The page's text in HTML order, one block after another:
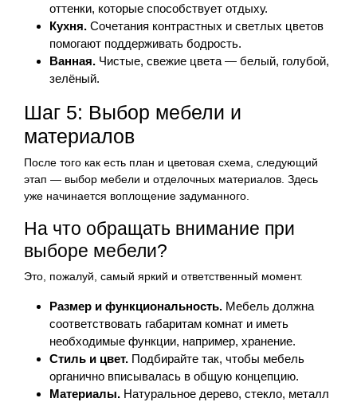
оттенки, которые способствует отдыху.
Кухня. Сочетания контрастных и светлых цветов
помогают поддерживать бодрость.
Ванная. Чистые, свежие цвета — белый, голубой,
зелёный.
Шаг 5: Выбор мебели и
материалов
После того как есть план и цветовая схема, следующий
этап — выбор мебели и отделочных материалов. Здесь
уже начинается воплощение задуманного.
На что обращать внимание при
выборе мебели?
Это, пожалуй, самый яркий и ответственный момент.
Размер и функциональность. Мебель должна
соответствовать габаритам комнат и иметь
необходимые функции, например, хранение.
Стиль и цвет. Подбирайте так, чтобы мебель
органично вписывалась в общую концепцию.
Материалы. Натуральное дерево, стекло, металл